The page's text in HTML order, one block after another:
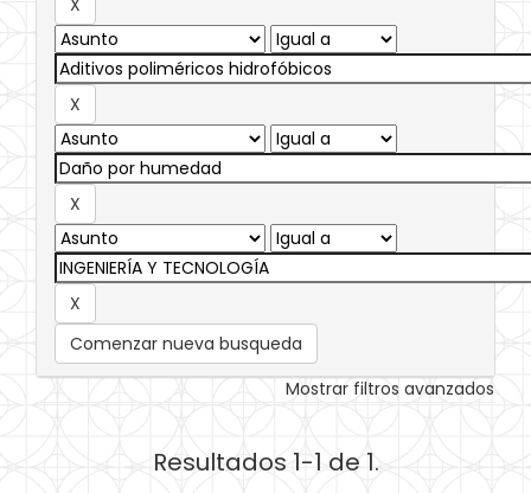
Comenzar nueva busqueda
Mostrar filtros avanzados
Resultados 1-1 de 1.